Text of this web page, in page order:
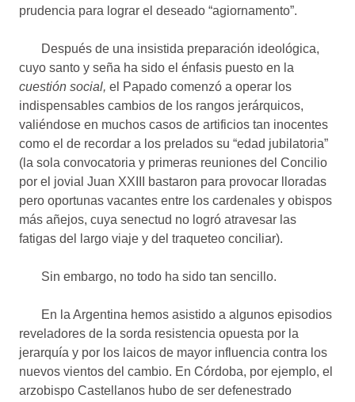
prudencia para lograr el deseado “agiornamento”.
Después de una insistida preparación ideológica,
cuyo santo y seña ha sido el énfasis puesto en la
cuestión social, el Papado comenzó a operar los
indispensables cambios de los rangos jerárquicos,
valiéndose en muchos casos de artificios tan inocentes
como el de recordar a los prelados su “edad jubilatoria”
(la sola convocatoria y primeras reuniones del Concilio
por el jovial Juan XXIII bastaron para provocar lloradas
pero oportunas vacantes entre los cardenales y obispos
más añejos, cuya senectud no logró atravesar las
fatigas del largo viaje y del traqueteo conciliar).
Sin embargo, no todo ha sido tan sencillo.
En la Argentina hemos asistido a algunos episodios
reveladores de la sorda resistencia opuesta por la
jerarquía y por los laicos de mayor influencia contra los
nuevos vientos del cambio. En Córdoba, por ejemplo, el
arzobispo Castellanos hubo de ser defenestrado